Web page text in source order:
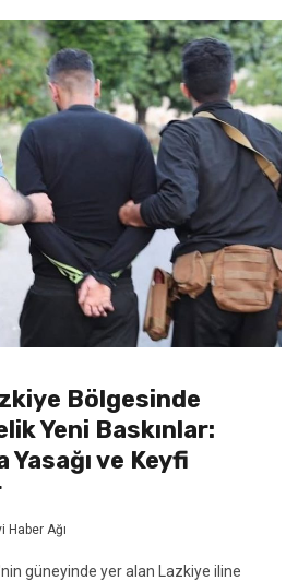
Bölgesinde
Yeni Baskınlar:
Yasağı ve Keyfi
Haber Ağı
güneyinde yer alan Lazkiye iline